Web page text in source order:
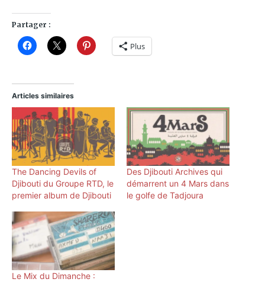
Partager :
Plus
Articles similaires
The Dancing Devils of
Djibouti du Groupe RTD, le
premier album de Djibouti
Des Djibouti Archives qui
démarrent un 4 Mars dans
le golfe de Tadjoura
Le Mix du Dimanche :